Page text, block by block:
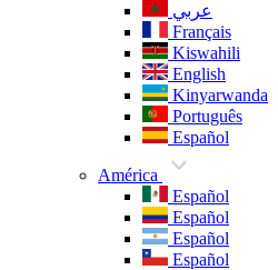
عربي
Français
Kiswahili
English
Kinyarwanda
Português
Español
América
Español
Español
Español
Español